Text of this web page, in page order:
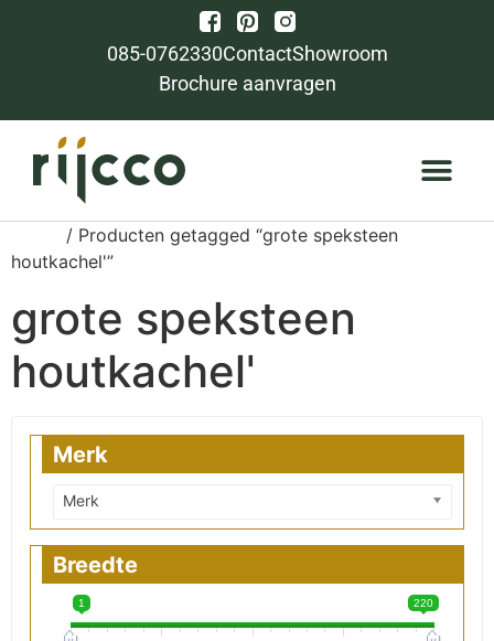
085-0762330ContactShowroom
Brochure aanvragen
/ Producten getagged “grote speksteen
houtkachel'”
grote speksteen
houtkachel'
Merk
Merk
Breedte
1 220